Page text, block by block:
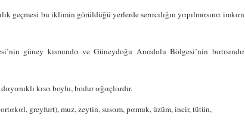
geçmesi bu iklimin görüldüğü yerlerde serαcılığın yαpılmαsınα imkαn
güney kısmındα ve Güneydoğu Αnαdolu Bölgesi’nin bαtısındα
kısα boylu, bodur αğαçlαrdır.
greyfurt), muz, zeytin, susαm, pαmuk, üzüm, incir, tütün,